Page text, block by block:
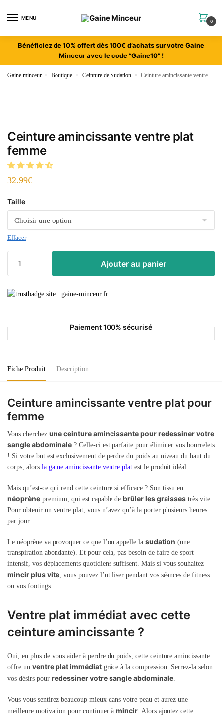
MENU
0
Bénéficiez de 10% offert dès 100€ d’achats sur votre Gaine
Minceur avec le code “Gaine10” !
Gaine minceur » Boutique » Ceinture de Sudation » Ceinture amincissante ventre plat femme
Ceinture amincissante ventre plat
femme
32.99€
Taille
Effacer
Ajouter au panier
Paiement 100% sécurisé
Fiche Produit Description
Ceinture amincissante ventre plat pour
femme
Vous cherchez une ceinture amincissante pour redessiner votre
sangle abdominale ? Celle-ci est parfaite pour éliminer vos bourrelets
! Si votre but est exclusivement de perdre du poids au niveau du haut du
corps, alors la gaine amincissante ventre plat est le produit idéal.
Mais qu’est-ce qui rend cette ceinture si efficace ? Son tissu en
néoprène premium, qui est capable de brûler les graisses très vite.
Pour obtenir un ventre plat, vous n’avez qu’à la porter plusieurs heures
par jour.
Le néoprène va provoquer ce que l’on appelle la sudation (une
transpiration abondante). Et pour cela, pas besoin de faire de sport
intensif, vos déplacements quotidiens suffisent. Mais si vous souhaitez
mincir plus vite, vous pouvez l’utiliser pendant vos séances de fitness
ou vos footings.
Ventre plat immédiat avec cette
ceinture amincissante ?
Oui, en plus de vous aider à perdre du poids, cette ceinture amincissante
offre un ventre plat immédiat grâce à la compression. Serrez-la selon
vos désirs pour redessiner votre sangle abdominale.
Vous vous sentirez beaucoup mieux dans votre peau et aurez une
meilleure motivation pour continuer à mincir . Alors ajoutez cette